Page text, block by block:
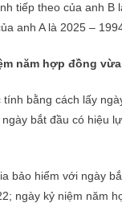
tiếp theo của anh B
anh A là 2025 –
năm hợp đồng
bằng cách lấy
bắt đầu có hiệu
bảo hiểm với ngày
ngày kỷ niệm năm